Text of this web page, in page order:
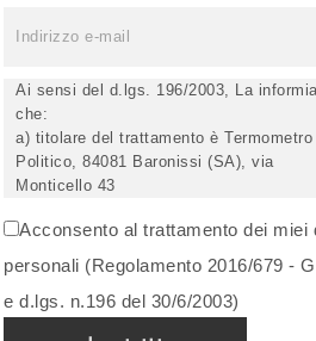
Ai sensi del d.lgs. 196/2003, La
che:
a) titolare del trattamento è Termometro
Politico, 84081 Baronissi (SA), via
Monticello 43
elettronicamente) soltanto dagli
autorizzati, esclusivamente per dare
all'invio della newsletter e per l'invio
via email) di informazioni relative alle
Acconsento al trattamento dei miei
personali (Regolamento 2016/679 -
e d.lgs. n.196 del 30/6/2003)